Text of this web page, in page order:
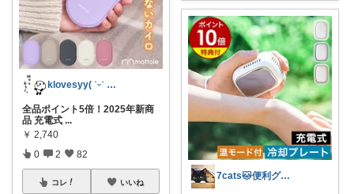
klovesyy( ˙ᵕ˙ 🙏🏼)
全品ポイント5倍！2025年新商
品 充電式 ...
￥ 2,740
0 2 82
コレ いいね
7cats🐱便利グッズで快適に悩み解決